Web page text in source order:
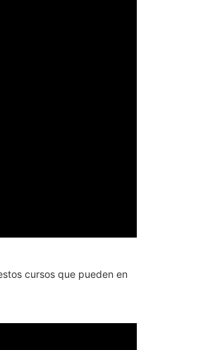
cursos que pueden en